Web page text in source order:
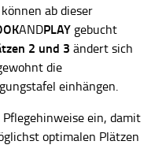
können ab dieser
ANDPLAY gebucht
2 und 3 ändert sich
die
einhängen.
ein, damit
optimalen Plätzen